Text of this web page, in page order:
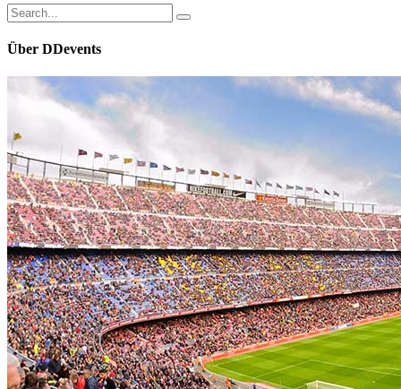
Search
for:
Über DDevents